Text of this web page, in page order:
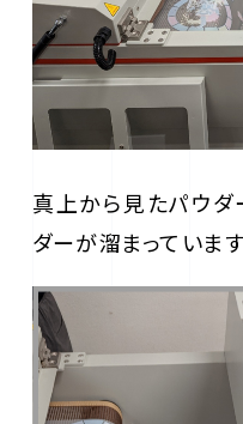
真上から見たパウ
ダーが溜まっています